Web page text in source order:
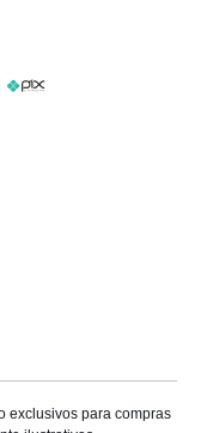
exclusivos para compras